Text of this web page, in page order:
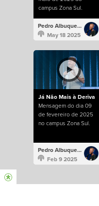
campus Zona Sul.
Pedro Albuquerque
May 18 2025
Já Não Mais à Deriva
Mensagem do dia 09
de fevereiro de 2025
no campus Zona Sul.
Pedro Albuquerque
Feb 9 2025